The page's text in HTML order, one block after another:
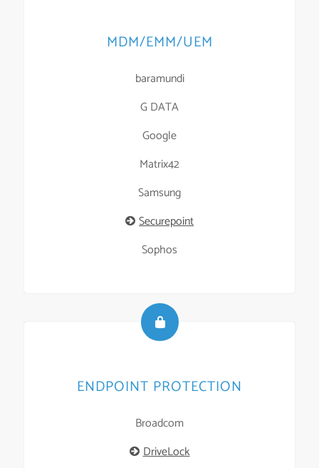
MDM/EMM/UEM
baramundi
G DATA
Google
Matrix42
Samsung
Securepoint
Sophos
ENDPOINT PROTECTION
Broadcom
DriveLock